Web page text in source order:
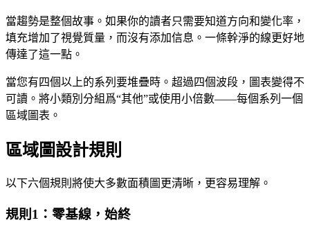
當趨勢是整個故事。如果你的讀者只需要知道方向和變化率，
填充增加了視覺質量，而沒有添加信息。一條幹淨的線更好地
傳達了這一點。
當您有四個以上的系列要堆疊時。超過四個波段，圖表變得不
可讀。將小類別分組爲“其他”或使用小倍數——每個系列一個
區域圖表。
區域圖設計規則
以下六個規則將使大多數面積圖更清晰，更容易理解。
規則1：零基線，始終